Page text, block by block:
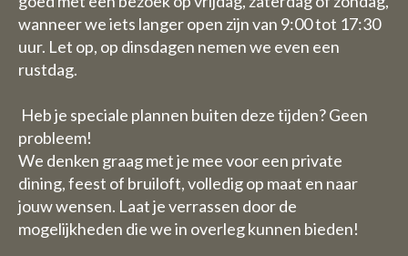
wanneer we iets langer open zijn van 9:00 tot 17:30
uur. Let op, op dinsdagen nemen we even een
rustdag.
Heb je speciale plannen buiten deze tijden? Geen
probleem!
We denken graag met je mee voor een private
dining, feest of bruiloft, volledig op maat en naar
jouw wensen. Laat je verrassen door de
mogelijkheden die we in overleg kunnen bieden!